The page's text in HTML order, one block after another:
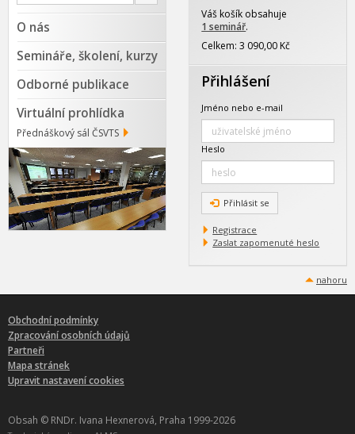
webu
O nás
Semináře, školení, kurzy
Odborné publikace
Virtuální prohlídka
Přednáškový sál ČSVTS
Váš košík obsahuje
1 seminář.
Celkem: 3 090,00 Kč
Přihlášení
Jméno nebo e-mail
Heslo
Přihlásit se
Registrace
Zaslat zapomenuté heslo
nahoru
Obchodní podmínky
Zpracování osobních údajů
Partneři
Mapa stránek
Upravit nastavení cookies
Obsah © RNDr. Ivana Hexnerová, Praha 1999-2026